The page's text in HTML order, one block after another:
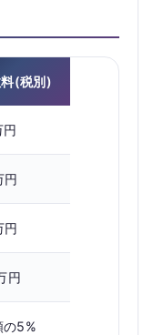
(税別)
円
円
円
円
の5%